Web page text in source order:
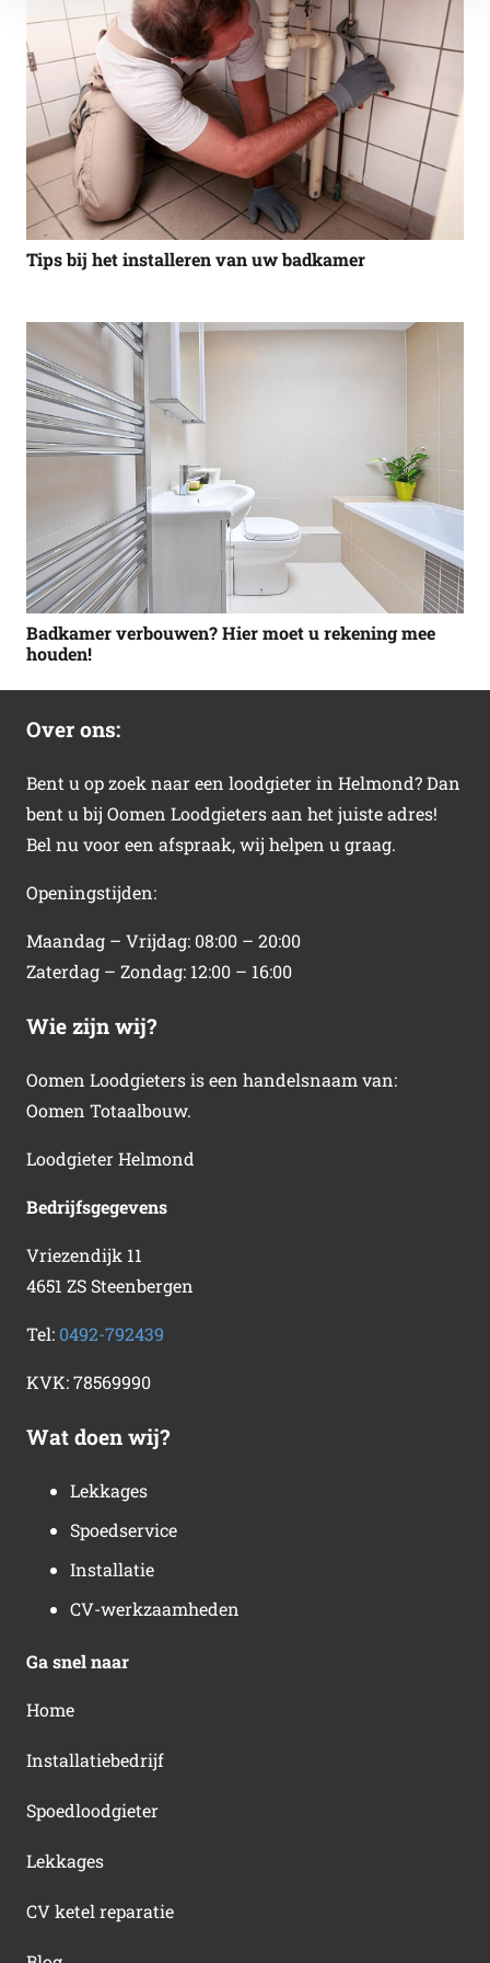
Tips bij het installeren van uw badkamer
Badkamer verbouwen? Hier moet u rekening mee
houden!
Over ons:
Bent u op zoek naar een loodgieter in Helmond? Dan
bent u bij Oomen Loodgieters aan het juiste adres!
Bel nu voor een afspraak, wij helpen u graag.
Openingstijden:
Maandag – Vrijdag: 08:00 – 20:00
Zaterdag – Zondag: 12:00 – 16:00
Wie zijn wij?
Oomen Loodgieters is een handelsnaam van:
Oomen Totaalbouw.
Loodgieter Helmond
Bedrijfsgegevens
Vriezendijk 11
4651 ZS Steenbergen
Tel: 0492-792439
KVK:78569990
Wat doen wij?
Lekkages
Spoedservice
Installatie
CV-werkzaamheden
Ga snel naar
Home
Installatiebedrijf
Spoedloodgieter
Lekkages
CV ketel reparatie